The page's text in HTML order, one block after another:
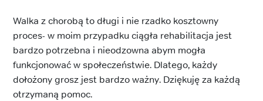
Walka z chorobą to długi i nie rzadko kosztowny
proces- w moim przypadku ciągła rehabilitacja jest
bardzo potrzebna i nieodzowna abym mogła
funkcjonować w społeczeństwie. Dlatego, każdy
dołożony grosz jest bardzo ważny. Dziękuję za każdą
otrzymaną pomoc.